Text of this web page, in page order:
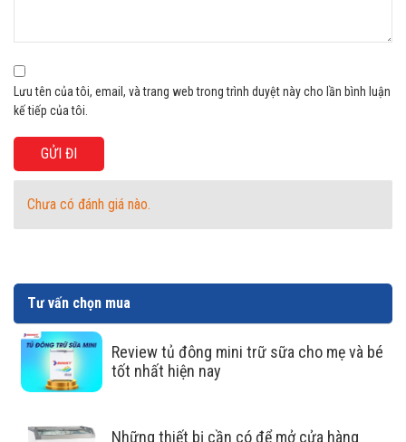
bằng đồng
Dàn lạnh bằng đồng nguyên chất giúp cho tủ đông dẫn
nhiệt nhanh hơn, vận hành êm ái và tiết kiệm điện.
Lưu tên của tôi, email, và trang web trong trình duyệt này cho lần bình luận
kế tiếp của tôi.
Chưa có đánh giá nào.
Tư vấn chọn mua
Review tủ đông mini trữ sữa cho mẹ và bé
tốt nhất hiện nay
Những thiết bị cần có để mở cửa hàng